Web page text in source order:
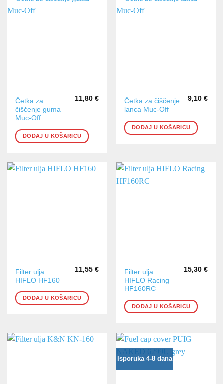
Četka za
čiščenje guma
Muc-Off
11,80 €
DODAJ U KOŠARICU
Četka za čiščenje
lanca Muc-Off
9,10 €
DODAJ U KOŠARICU
Filter ulja
HIFLO HF160
11,55 €
DODAJ U KOŠARICU
Filter ulja
HIFLO Racing
HF160RC
15,30 €
DODAJ U KOŠARICU
Isporuka 4-8 dana